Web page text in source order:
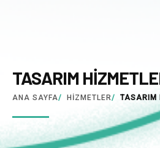
TASARIM
ANA SAYFA/ HIZMETLER/ TASARIM